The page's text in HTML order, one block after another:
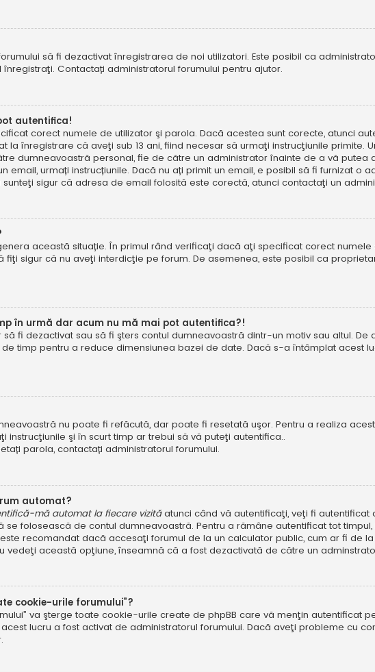
să fi dezactivat înregistrarea de noi utilizatori. Este posibil ca
Contactați administratorul forumului pentru ajutor.
autentifica!
corect numele de utilizator şi parola. Dacă acestea sunt corecte, atunci
la înregistrare că aveţi sub 13 ani, fiind necesar să urmaţi instrucţiunile primite.
dumneavoastră personal, fie de către un administrator înainte de a vă putea
email, urmați instrucțiunile. Dacă nu ați primit un email, e posibil să fi furnizat o
sigur că adresa de email folosită este corectă, atunci contactaţi un
această situație. În primul rând verificaţi dacă aţi specificat corect
fiţi sigur că nu aveţi interdicţie pe forum. De asemenea, este posibil ca
în urmă dar acum nu mă mai pot autentifica?!
să fi dezactivat sau să fi şters contul dumneavoastră dintr-un motiv sau altul.
timp pentru a reduce dimensiunea bazei de date. Dacă s-a întâmplat acest
nu poate fi refăcută, dar poate fi resetată uşor. Pentru a realiza
instrucţiunile şi în scurt timp ar trebui să vă puteţi autentifica..
parola, contactați administratorul forumului.
automat?
mă automat la fiecare vizităatunci când vă autentificaţi, veţi fi
se folosească de contul dumneavoastră. Pentru a rămâne autentificat tot
recomandat dacă accesaţi forumul de la un calculator public, cum ar fi de
vedeţi această opţiune, înseamnă că a fost dezactivată de către un
cookie-urile forumului”?
va şterge toate cookie-urile create de phpBB care vă menţin autentificat
lucru a fost activat de administratorul forumului. Dacă aveţi probleme cu